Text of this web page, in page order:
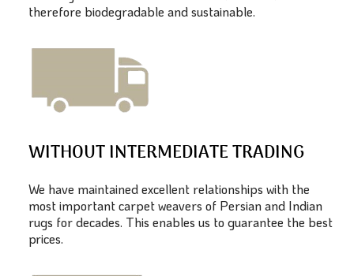
therefore biodegradable and sustainable.
WITHOUT INTERMEDIATE TRADING
We have maintained excellent relationships with the
most important carpet weavers of Persian and Indian
rugs for decades. This enables us to guarantee the best
prices.